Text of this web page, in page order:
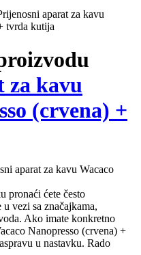
za kavu
(crvena) +
aparat za kavu Wacaco
pronaći ćete često
vezi sa značajkama,
Ako imate konkretno
Nanopresso (crvena) +
u nastavku. Rado